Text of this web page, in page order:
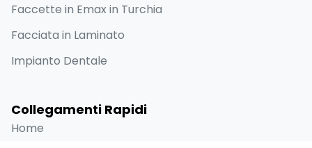
Faccette in Emax in Turchia
Facciata in Laminato
Impianto Dentale
Collegamenti Rapidi
Home